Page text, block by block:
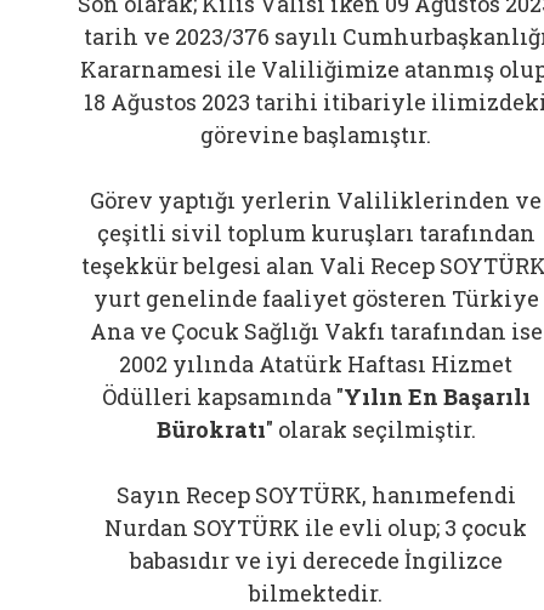
tarih ve 2023/376 sayılı
Kararnamesi ile Valiliğimize atanmış
18 Ağustos 2023 tarihi itibariyle
görevine başlamıştır.
Görev yaptığı yerlerin Valiliklerinden ve
çeşitli sivil toplum kuruşları tarafından
teşekkür belgesi alan Vali Recep
yurt genelinde faaliyet gösteren Türkiye
Ana ve Çocuk Sağlığı Vakfı tarafından ise
2002 yılında Atatürk Haftası Hizmet
Ödülleri kapsamında "Yılın En Başarılı
Bürokratı" olarak seçilmiştir.
Sayın Recep SOYTÜRK, hanımefendi
Nurdan SOYTÜRK ile evli olup; 3 çocuk
babasıdır ve iyi derecede İngilizce
bilmektedir.